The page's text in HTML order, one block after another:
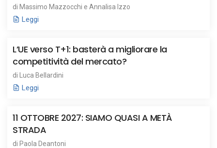
di Massimo Mazzocchi e Annalisa Izzo
Leggi
L’UE verso T+1: basterà a migliorare la
competitività del mercato?
di Luca Bellardini
Leggi
11 OTTOBRE 2027: SIAMO QUASI A METÀ
STRADA
di Paola Deantoni